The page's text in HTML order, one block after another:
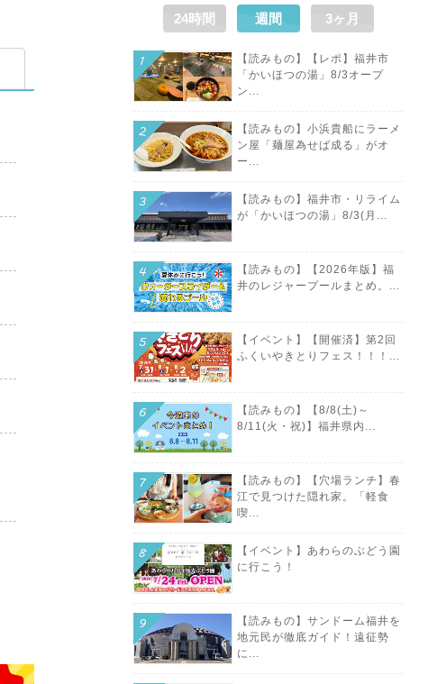
24時間 週間 3ヶ月
【読みもの】【レポ】福井市
「かいほつの湯」8/3オープ
ン...
【読みもの】小浜貴船にラーメ
ン屋「麺屋為せば成る」がオ
ー...
【読みもの】福井市・リライム
が「かいほつの湯」8/3(月...
【読みもの】【2026年版】福
井のレジャープールまとめ。...
【イベント】【開催済】第2回
ふくいやきとりフェス！！！...
【読みもの】【8/8(土)～
8/11(火・祝)】福井県内...
【読みもの】【穴場ランチ】春
江で見つけた隠れ家。「軽食
喫...
【イベント】あわらのぶどう園
に行こう！
【読みもの】サンドーム福井を
地元民が徹底ガイド！遠征勢
に...